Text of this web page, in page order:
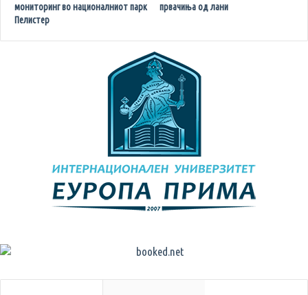
мониторинг во националниот парк
Пелистер
првачиња од лани